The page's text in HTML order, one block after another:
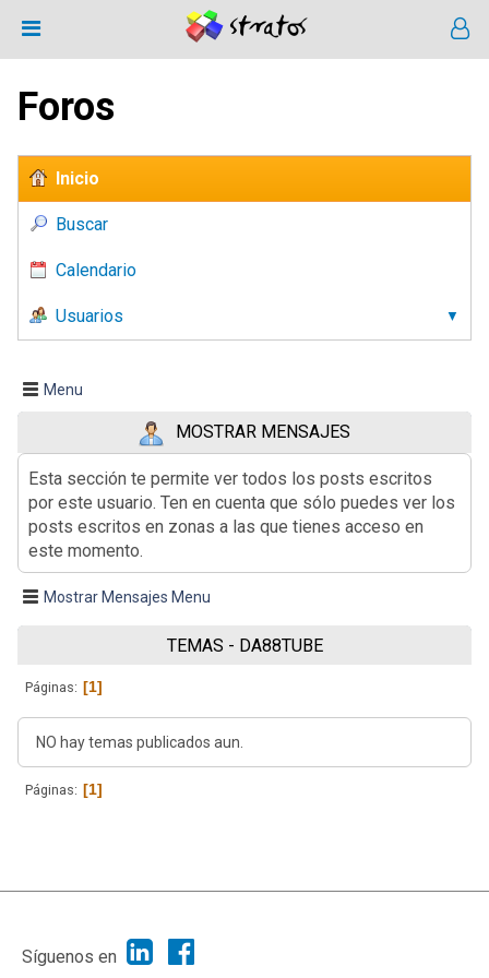
Foros
Inicio
Buscar
Calendario
Usuarios
Menu
MOSTRAR MENSAJES
Esta sección te permite ver todos los posts escritos
por este usuario. Ten en cuenta que sólo puedes ver los
posts escritos en zonas a las que tienes acceso en
este momento.
Mostrar Mensajes Menu
TEMAS - DA88TUBE
Páginas 1
NO hay temas publicados aun.
Páginas 1
|
Síguenos en